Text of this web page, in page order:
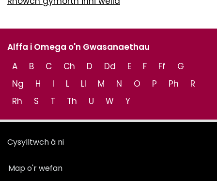
Alffa i Omega o'n Gwasanaethau
A
B C Ch D Dd E F Ff
G
Ng
H I L Ll M N O P Ph
R
Rh
S T Th U W Y
Cysylltwch â ni
Map o'r wefan